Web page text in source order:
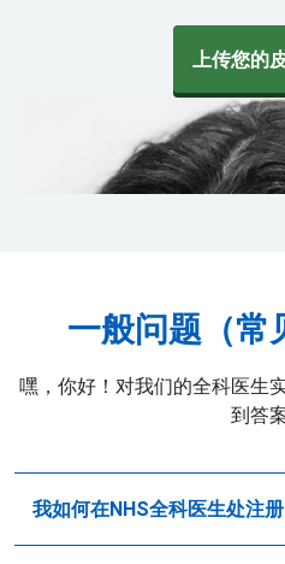
上传您的
一般问题（常
嘿，你好！对我们的全科医生
到答案
我如何在NHS全科医生处注册